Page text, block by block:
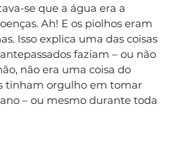
se que a água era a
Ah! E os piolhos eram
Isso explica uma das coisas
faziam – ou não
não era uma coisa do
tinham orgulho em tomar
– ou mesmo durante toda